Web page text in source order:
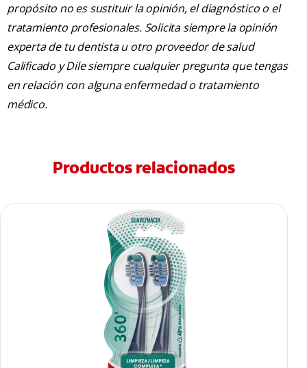
propósito no es sustituir la opinión, el diagnóstico o el
tratamiento profesionales. Solicita siempre la opinión
experta de tu dentista u otro proveedor de salud
Calificado y Dile siempre cualquier pregunta que tengas
en relación con alguna enfermedad o tratamiento
médico.
Productos relacionados